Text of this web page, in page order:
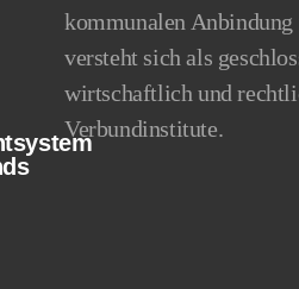
kommunalen
versteht sich als
wirtschaftlich und
Verbundinstitute.